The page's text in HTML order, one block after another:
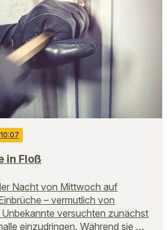
in Floß
Nacht von Mittwoch auf
– vermutlich von
versuchten zunächst
einzudringen. Während sie …